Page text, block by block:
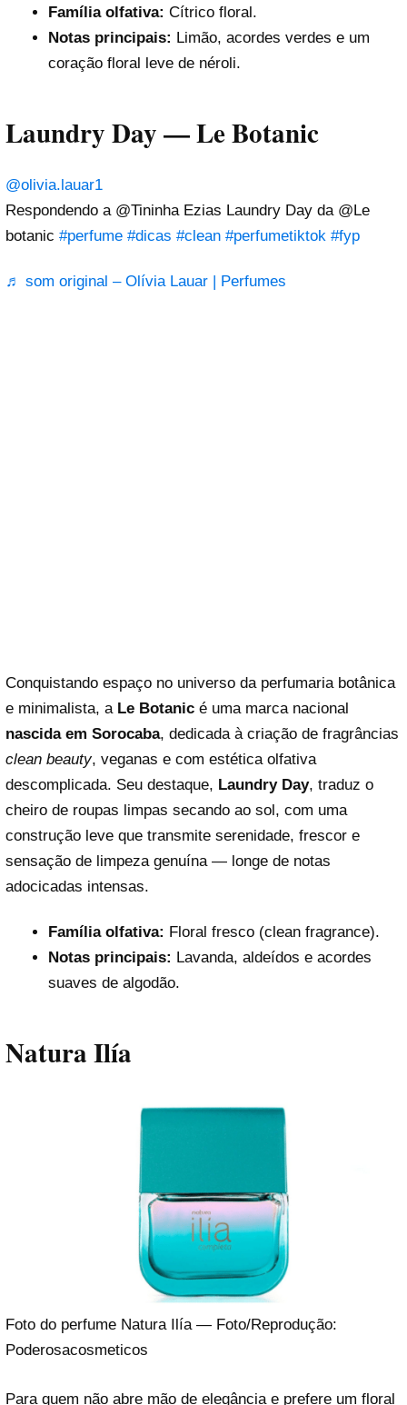
Família olfativa: Cítrico floral.
Notas principais: Limão, acordes verdes e um
coração floral leve de néroli.
Laundry Day — Le Botanic
@olivia.lauar1
Respondendo a @Tininha Ezias Laundry Day da @Le
botanic #perfume #dicas #clean #perfumetiktok #fyp
♬ som original – Olívia Lauar | Perfumes
Conquistando espaço no universo da perfumaria botânica
e minimalista, a Le Botanic é uma marca nacional
nascida em Sorocaba, dedicada à criação de fragrâncias
clean beauty, veganas e com estética olfativa
descomplicada. Seu destaque, Laundry Day, traduz o
cheiro de roupas limpas secando ao sol, com uma
construção leve que transmite serenidade, frescor e
sensação de limpeza genuína — longe de notas
adocicadas intensas.
Família olfativa: Floral fresco (clean fragrance).
Notas principais: Lavanda, aldeídos e acordes
suaves de algodão.
Natura Ilía
Foto do perfume Natura Ilía — Foto/Reprodução:
Poderosacosmeticos
Para quem não abre mão de elegância e prefere um floral